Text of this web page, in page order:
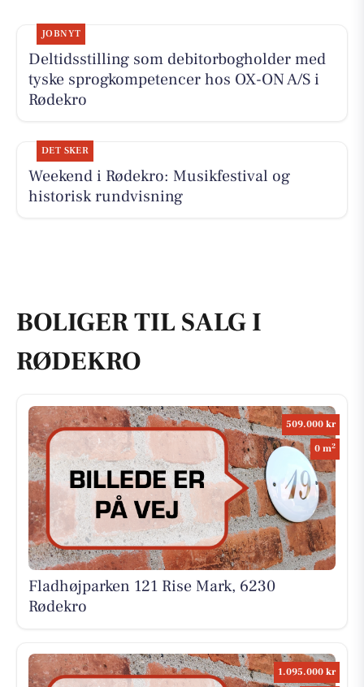
JOBNYT
Deltidsstilling som debitorbogholder med
tyske sprogkompetencer hos OX-ON A/S i
Rødekro
DET SKER
Weekend i Rødekro: Musikfestival og
historisk rundvisning
BOLIGER TIL SALG I
RØDEKRO
509.000 kr
0 m2
Fladhøjparken 121 Rise Mark, 6230
Rødekro
1.095.000 kr